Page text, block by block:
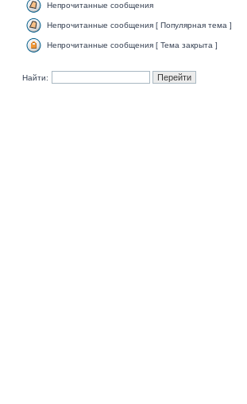
Непрочитанные сообщения
Непрочитанные сообщения [ Популярная тема ]
Непрочитанные сообщения [ Тема закрыта ]
Найти: